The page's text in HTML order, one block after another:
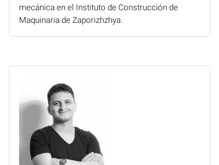
mecánica en el Instituto de Construcción de
Maquinaria de Zaporizhzhya.